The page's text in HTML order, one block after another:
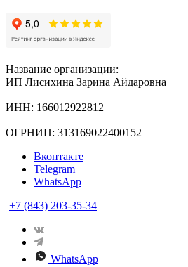
Название организации:
ИП Лисихина Зарина Айдаровна
ИНН: 166012922812
ОГРНИП: 313169022400152
Вконтакте
Telegram
WhatsApp
+7 (843) 203-35-34
WhatsApp